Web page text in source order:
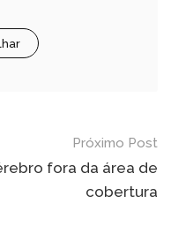
Próximo Post
fora da área de
cobertura